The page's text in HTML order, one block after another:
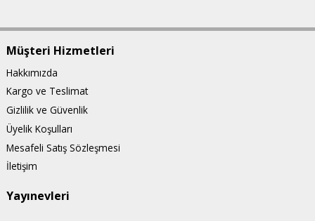
Müşteri Hizmetleri
Hakkımızda
Kargo ve Teslimat
Gizlilik ve Güvenlik
Üyelik Koşulları
Mesafeli Satış Sözleşmesi
İletişim
Yayınevleri